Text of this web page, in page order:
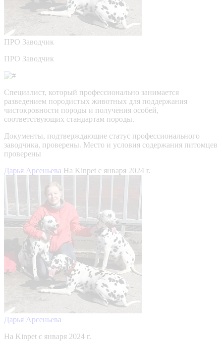
ПРО Заводчик
ПРО Заводчик
Специалист, который профессионально занимается
разведением породистых животных для поддержания
чистокровности породы и получения особей,
соответствующих стандартам породы.
Документы, подтверждающие статус профессионального
заводчика, проверены. Место и условия содержания питомцев
проверены
Дарья Арсеньева На Kinpet c января 2024 г.
Дарья Арсеньева
На Kinpet c января 2024 г.